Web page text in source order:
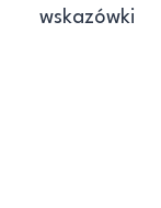
wskazówki